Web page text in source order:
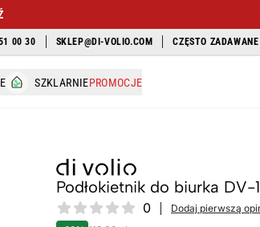
00 30 SKLEP@DI-VOLIO.COM CZĘSTO
SZKLARNIEPROMOCJE
Podłokietnik do biurka DV-
Reviews 0
Dodaj pierwszą